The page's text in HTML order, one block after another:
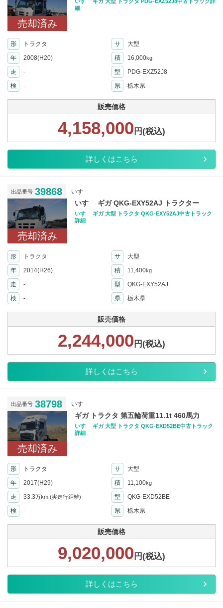
売却済み
細
形 トラクタ サ
大型
年
2008(H20) 積 16,000kg
走 - 型
PDG-EXZ52J8
検
- 県 栃木県
販売価格
4,158,000 円(税込)
詳しくはこちら
出品番号 39868 いすゞ
売却済み
いすゞ ギガ QKG-EXY52AJ トラクター
いすゞ ギガ 大型 トラクタ QKG-EXY52AJ中古トラック
詳細
形 トラクタ サ
大型
年
2014(H26) 積 11,400kg
走 - 型
QKG-EXY52AJ
検
- 県 栃木県
販売価格
2,244,000 円(税込)
詳しくはこちら
出品番号 38798 いすゞ
売却済み
ギガ トラクタ 第五輪荷重11.1t 460馬力
いすゞ ギガ 大型 トラクタ QKG-EXD52BE中古トラック
詳細
形 トラクタ サ
大型
年
2017(H29) 積 11,100kg
走 33.3万km (実走行距離) 型
QKG-EXD52BE
検
- 県 栃木県
販売価格
9,020,000 円(税込)
詳しくはこちら